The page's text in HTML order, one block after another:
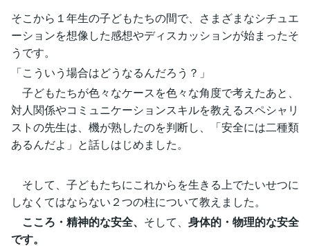
そこから１年生の子どもたちの間で、さまざまなシチュエ
ーションを想像した感想やディスカッションが始まったそ
うです。
「こういう場合はどうなるんだろう？」
子どもたちが色々なケースを色々な角度で考えたあと、
対人関係やコミュニケーションスキルを教えるスペシャリ
ストの先生は、機が熟したのを判断し、「安全には二種類
あるんだよ」と話しはじめました。
そして、子どもたちにこれからを生きる上でたいせつに
しなくてはならない２つの柱について教えました。
こころ・精神的な安全、 そして、 身体的・物理的な安全
です。